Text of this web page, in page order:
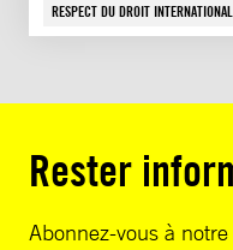
RESPECT DU DROIT
Rester
Abonnez-vous à